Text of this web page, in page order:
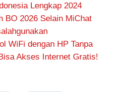
Lengkap 2024
BO 2026 Selain MiChat
WiFi dengan HP Tanpa
Akses Internet Gratis!